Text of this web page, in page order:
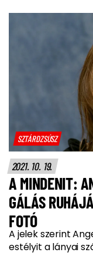
SZTÁRDZSÚSZ
2021. 10. 19.
A MINDENIT:
GÁLÁS
FOTÓ
A jelek szerint
estélyit a lányai